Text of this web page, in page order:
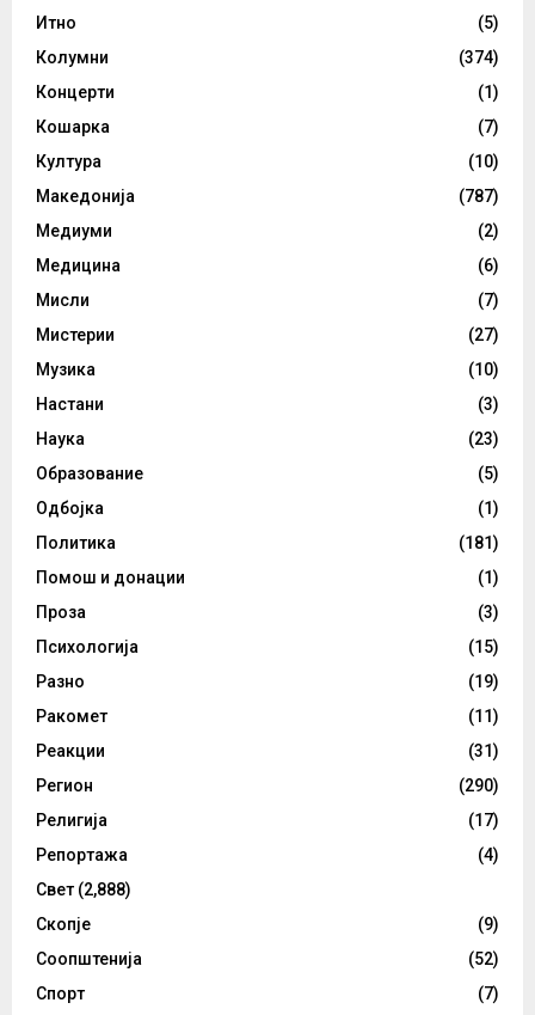
Итно
(5)
Колумни
(374)
Концерти
(1)
Кошарка
(7)
Култура
(10)
Македонија
(787)
Медиуми
(2)
Медицина
(6)
Мисли
(7)
Мистерии
(27)
Музика
(10)
Настани
(3)
Наука
(23)
Образование
(5)
Одбојка
(1)
Политика
(181)
Помош и донации
(1)
Проза
(3)
Психологија
(15)
Разно
(19)
Ракомет
(11)
Реакции
(31)
Регион
(290)
Религија
(17)
Репортажа
(4)
Свет (2,888)
Скопје
(9)
Соопштенија
(52)
Спорт
(7)